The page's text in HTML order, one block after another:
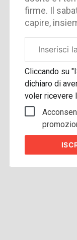
firme. Il
capire,
aziendale
Cliccando su
dichiaro di
voler ricevere